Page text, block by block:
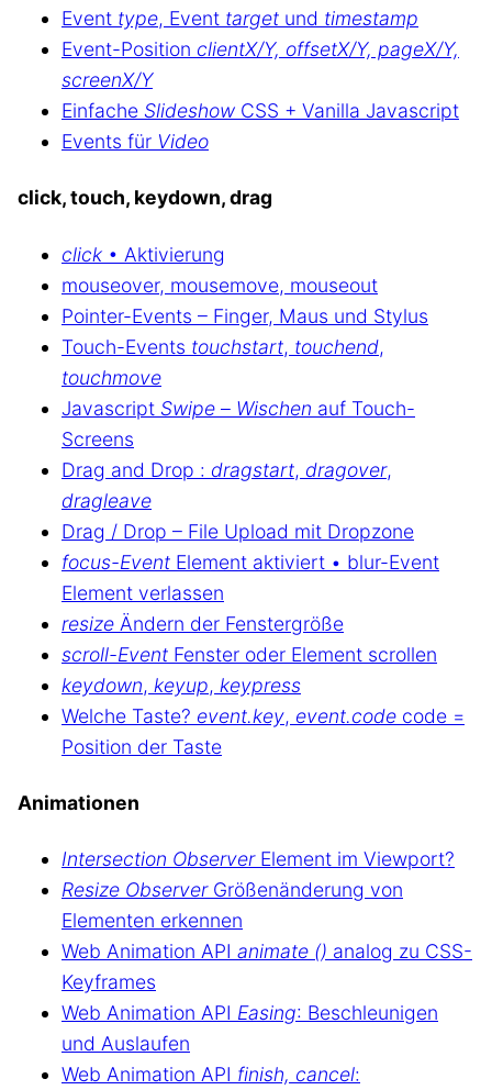
Event type, Event target und timestamp
Event-Position clientX/Y, offsetX/Y, pageX/Y,
screenX/Y
Einfache Slideshow CSS + Vanilla Javascript
Events für Video
click, touch, keydown, drag
click • Aktivierung
mouseover, mousemove, mouseout
Pointer-Events – Finger, Maus und Stylus
Touch-Events touchstart, touchend,
touchmove
Javascript Swipe – Wischen auf Touch-
Screens
Drag and Drop : dragstart, dragover,
dragleave
Drag / Drop – File Upload mit Dropzone
focus-Event Element aktiviert • blur-Event
Element verlassen
resize Ändern der Fenstergröße
scroll-Event Fenster oder Element scrollen
keydown, keyup, keypress
Welche Taste? event.key, event.code code =
Position der Taste
Animationen
Intersection ObserverElement im Viewport?
Resize ObserverGrößenänderung von
Elementen erkennen
Web Animation API animate () analog zu CSS-
Keyframes
Web Animation API Easing: Beschleunigen
und Auslaufen
Web Animation API finish, cancel: